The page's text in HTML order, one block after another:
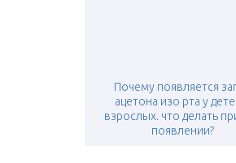
Почему появляется
ацетона изо рта у
взрослых. что делать
появлении?